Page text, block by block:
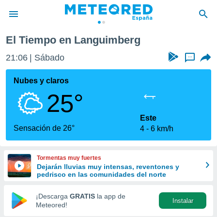
de
por
que se
calidad.
a este
las
y
forma
digital
basada
El Tiempo en Languimberg
21:06 Sábado ...
Nubes y claros
25°
Sensación de 26°
Este
4
6 km/h
Tormentas muy fuertes
Dejarán lluvias muy intensas, reventones y
pedrisco en las comunidades del norte
¡Descarga GRATIS la app de
Meteored!
Instalar